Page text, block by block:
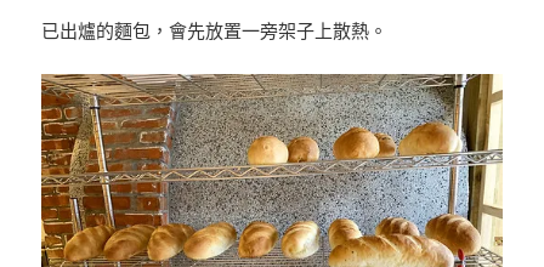
已出爐的麵包，會先放置一旁架子上散熱。